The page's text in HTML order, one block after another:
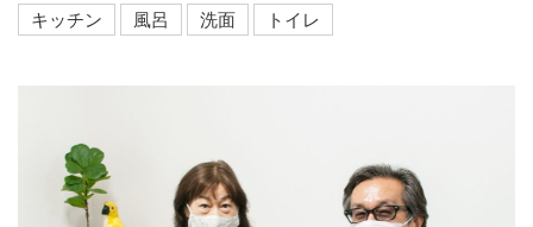
キッチン 風呂 洗面 トイレ